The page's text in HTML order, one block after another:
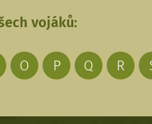
vojáků:
O P Q R